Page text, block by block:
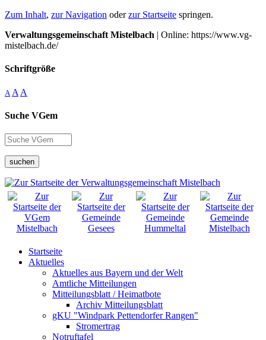
Zum Inhalt, zur Navigation oderzur Startseite springen.
Verwaltungsgemeinschaft Mistelbach | Online: https://www.vg-
mistelbach.de/
Schriftgröße
A A A
Suche VGem
suchen
Startseite
Aktuelles
Aktuelles aus Bayern und der Welt
Amtliche Mitteilungen
Mitteilungsblatt / Heimatbote
Archiv Mitteilungsblatt
gKU "Windpark Pettendorfer Rangen"
Stromertrag
Notruftafel